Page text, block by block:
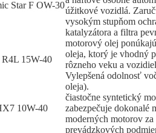
Star F OW-30
úžitkové vozidlá.
vysokým stupňom
katalyzátora a filtra
15W-40
motorový olej
oleja, ktorý je vhodný
rôzneho veku a
Vylepšená odolnosť
oleja).
10W-40
čiastočne syntetický
zabezpečuje dokonalé
moderných motorov
prevádzkových